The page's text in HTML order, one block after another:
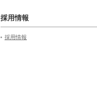
採用情報
採用情報